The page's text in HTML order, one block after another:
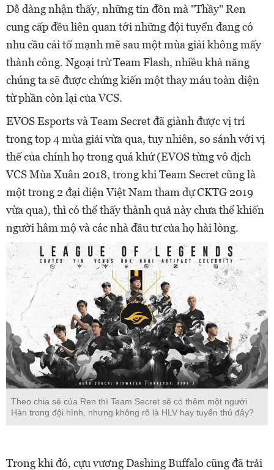
Dễ dàng nhận thấy, những tin đồn mà "Thầy" Ren
cung cấp đều liên quan tới những đội tuyển đang có
nhu cầu cải tổ mạnh mẽ sau một mùa giải không mấy
thành công. Ngoại trừ Team Flash, nhiều khả năng
chúng ta sẽ được chứng kiến một thay máu toàn diện
từ phần còn lại của VCS.
EVOS Esports và Team Secret đã giành được vị trí
trong top 4 mùa giải vừa qua, tuy nhiên, so sánh với vị
thế của chính họ trong quá khứ (EVOS từng vô địch
VCS Mùa Xuân 2018, trong khi Team Secret cũng là
một trong 2 đại diện Việt Nam tham dự CKTG 2019
vừa qua), thì có thể thấy thành quả này chưa thể khiến
người hâm mộ và các nhà đầu tư của họ hài lòng.
Theo chia sẻ của Ren thì Team Secret sẽ có thêm một người
Hàn trong đội hình, nhưng không rõ là HLV hay tuyển thủ đây?
Trong khi đó, cựu vương Dashing Buffalo cũng đã trải